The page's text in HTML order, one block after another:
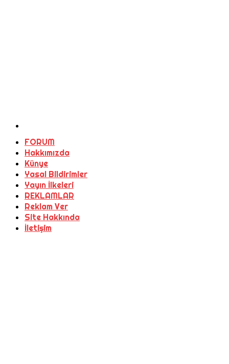
FORUM
Hakkımızda
Künye
Yasal Bildirimler
Yayın İlkeleri
REKLAMLAR
Reklam Ver
Site Hakkında
İletişim